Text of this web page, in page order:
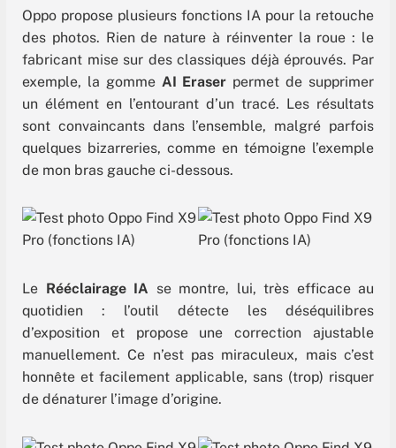
Oppo propose plusieurs fonctions IA pour la retouche
des photos. Rien de nature à réinventer la roue : le
fabricant mise sur des classiques déjà éprouvés. Par
exemple, la gomme AI Eraser permet de supprimer
un élément en l’entourant d’un tracé. Les résultats
sont convaincants dans l’ensemble, malgré parfois
quelques bizarreries, comme en témoigne l’exemple
de mon bras gauche ci-dessous.
Le Rééclairage IA se montre, lui, très efficace au
quotidien : l’outil détecte les déséquilibres
d’exposition et propose une correction ajustable
manuellement. Ce n’est pas miraculeux, mais c’est
honnête et facilement applicable, sans (trop) risquer
de dénaturer l’image d’origine.